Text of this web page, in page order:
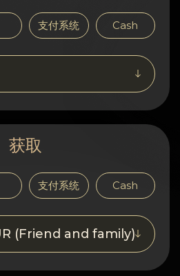
支付系统 Cash
获取
支付系统 Cash
(Friend and family)